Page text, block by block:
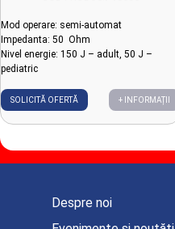
Mod operare: semi-automat
Impedanta: 50 Ohm
Nivel energie: 150 J – adult, 50 J –
pediatric
SOLICITĂ OFERTĂ + INFORMAȚII
Despre noi